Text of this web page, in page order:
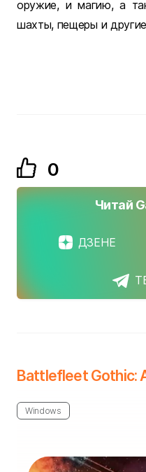
оружие, и магию, а
шахты, пещеры и
0
Читай
ДЗЕНЕ
Battlefleet Gothic:
Windows